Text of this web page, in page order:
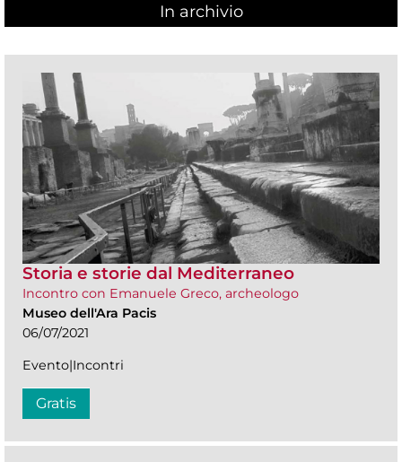
In archivio
Storia e storie dal Mediterraneo
Incontro con Emanuele Greco, archeologo
Museo dell'Ara Pacis
06/07/2021
Evento|Incontri
Gratis